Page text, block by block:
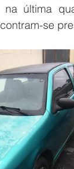
última
se